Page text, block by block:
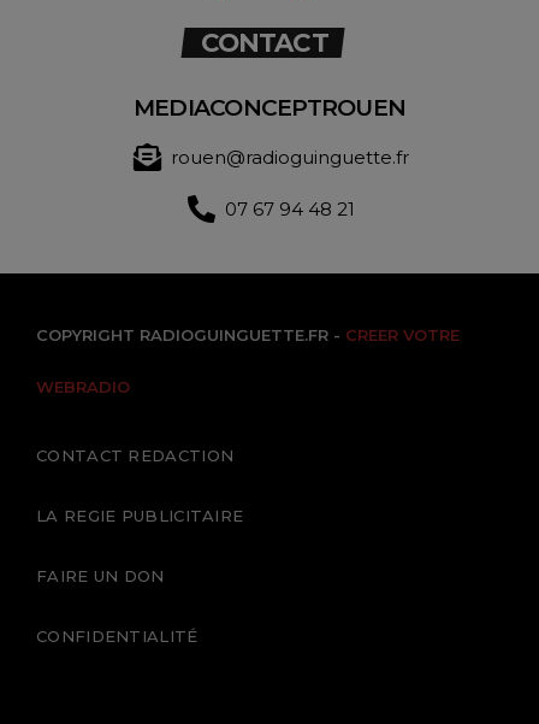
CONTACT
MEDIACONCEPTROUEN
rouen@radioguinguette.fr
07 67 94 48 21
COPYRIGHT RADIOGUINGUETTE.FR - CREER VOTRE
WEBRADIO
CONTACT REDACTION
LA REGIE PUBLICITAIRE
FAIRE UN DON
CONFIDENTIALITÉ